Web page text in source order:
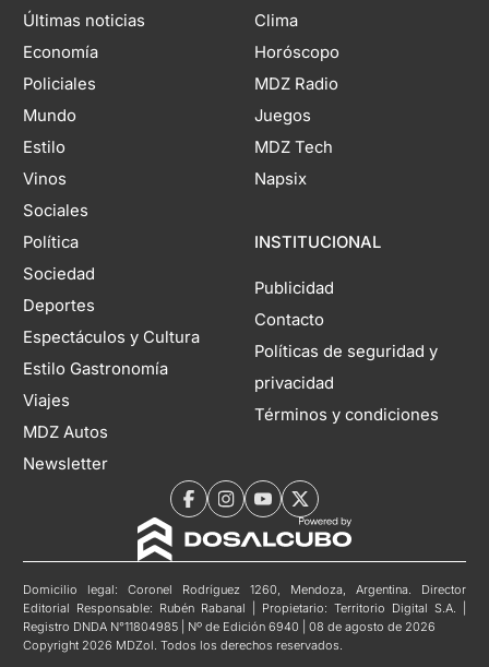
Últimas noticias
Economía
Policiales
Mundo
Estilo
Vinos
Sociales
Política
Sociedad
Deportes
Espectáculos y Cultura
Estilo Gastronomía
Viajes
MDZ Autos
Newsletter
Clima
Horóscopo
MDZ Radio
Juegos
MDZ Tech
Napsix
INSTITUCIONAL
Publicidad
Contacto
Políticas de seguridad y
privacidad
Términos y condiciones
Domicilio legal: Coronel Rodríguez 1260, Mendoza, Argentina. Director
Editorial Responsable: Rubén Rabanal | Propietario: Territorio Digital S.A. |
Registro DNDA N°11804985 | Nº de Edición 6940 | 08 de agosto de 2026
Copyright 2026 MDZol. Todos los derechos reservados.